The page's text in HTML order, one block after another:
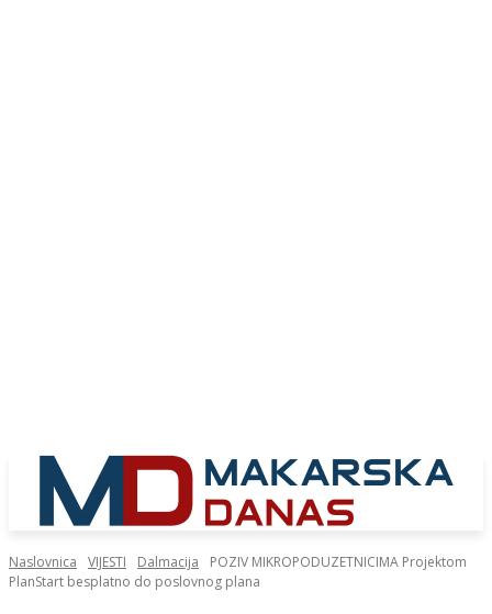
Naslovnica VIJESTI Dalmacija
POZIV MIKROPODUZETNICIMA Projektom
PlanStart besplatno do poslovnog plana